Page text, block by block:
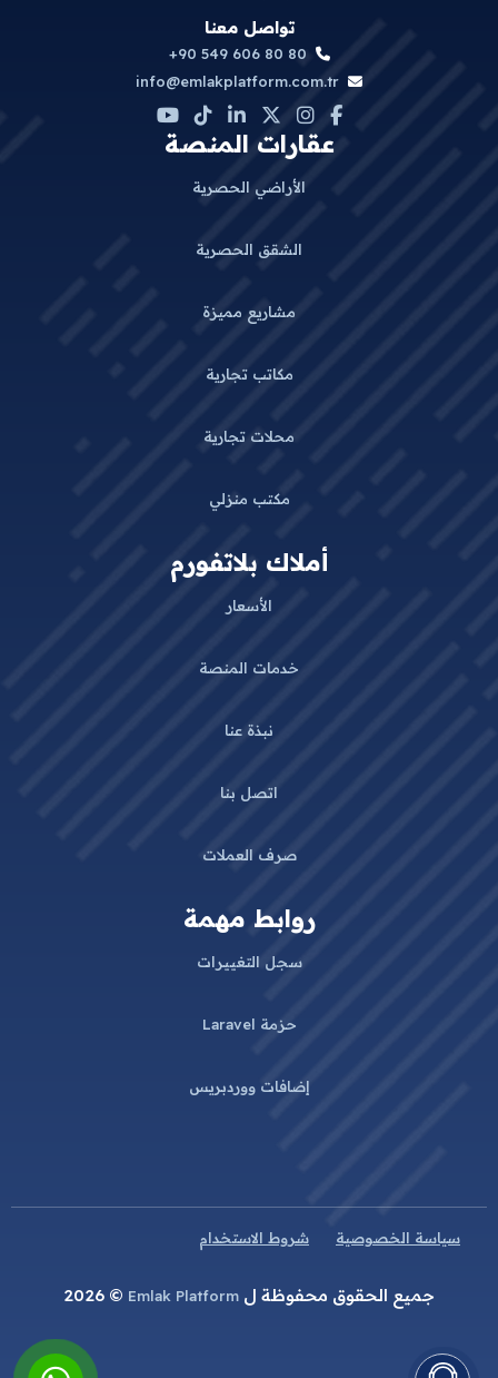
تواصل معنا
+90 549 606 80 80
info@emlakplatform.com.tr
عقارات المنصة
الأراضي الحصرية
الشقق الحصرية
مشاريع مميزة
مكاتب تجارية
محلات تجارية
مكتب منزلي
أملاك بلاتفورم
الأسعار
خدمات المنصة
نبذة عنا
اتصل بنا
صرف العملات
روابط مهمة
سجل التغييرات
حزمة Laravel
إضافات ووردبريس
سياسة الخصوصية شروط الاستخدام
جميع الحقوق محفوظة ل Emlak Platform
© 2026